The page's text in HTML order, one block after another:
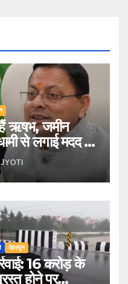
हैं ऋषभ, जमीन
से लगाई मदद की
देहरादून
16 करोड़ के
होने पर